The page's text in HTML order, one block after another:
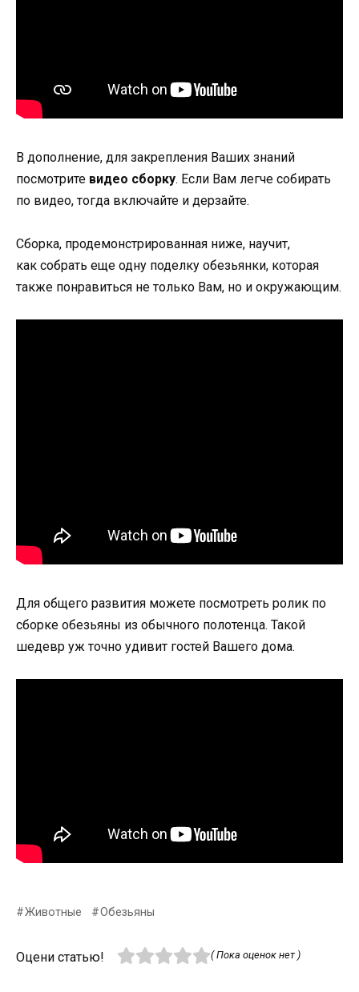
В дополнение, для закрепления Ваших знаний
посмотрите видео сборку. Если Вам легче собирать
по видео, тогда включайте и дерзайте.
Сборка, продемонстрированная ниже, научит,
как собрать еще одну поделку обезьянки, которая
также понравиться не только Вам, но и окружающим.
Для общего развития можете посмотреть ролик по
сборке обезьяны из обычного полотенца. Такой
шедевр уж точно удивит гостей Вашего дома.
Животные Обезьяны
Оцени статью! ( Пока оценок нет )